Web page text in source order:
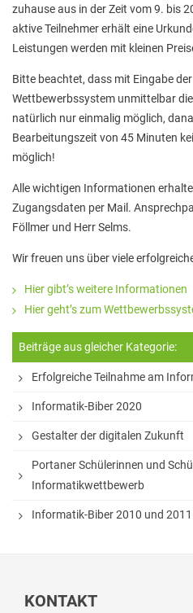
Lehrkräfte
Sekretariat
Formulare
Unterrichtszeiten
Kooperationen
Musikschule
Stadtbücherei
Wirtschaft
Förderverein
Sitzungen und Protokolle
Neue Fünftklässler*innen
Schule digital
Unterricht
Hausaufgaben
zuhause aus in der Zeit vom 9. bis
aktive Teilnehmer erhält eine
Leistungen werden mit kleinen
Bitte beachtet, dass mit Eingabe
Wettbewerbssystem unmittelbar
natürlich nur einmalig möglich,
Bearbeitungszeit von 45 Minuten
möglich!
Alle wichtigen Informationen
Zugangsdaten per Mail.
Föllmer und Herr Selms.
Wir freuen uns über viele
Hier gibt’s weitere Informationen
Hier geht’s zum
Beiträge aus gleicher Kategorie:
Erfolgreiche Teilnahme am
Informatik-Biber 2020
Gestalter der digitalen Zukunft
Portaner Schülerinnen und
Informatikwettbewerb
Informatik-Biber 2010 und 2011
KONTAKT